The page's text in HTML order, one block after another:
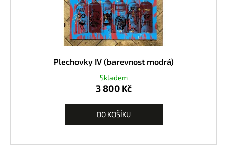
Plechovky IV (barevnost modrá)
Skladem
3 800 Kč
DO KOŠÍKU